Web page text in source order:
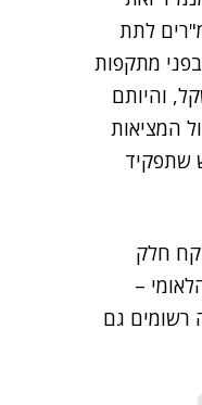
לתת
מתקפות
והיותם
המציאות
שתפקיד
חלק
–
והחוסן של המדינה ב-1,000 ימים האלה רשומים גם